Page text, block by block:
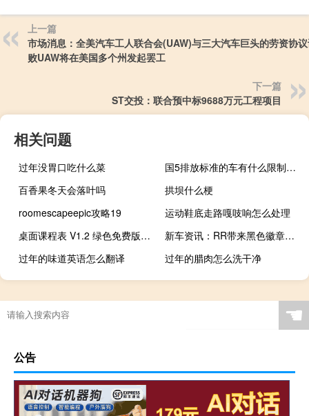
上一篇
市场消息：全美汽车工人联合会(UAW)与三大汽车巨头的劳资协
败UAW将在美国多个州发起罢工
下一篇
ST交投：联合预中标9688万元工程项目
相关问题
过年没胃口吃什么菜
国5排放标准的车有什么限制吗（国5排放标准的车有哪些?）
百香果冬天会落叶吗
拱坝什么梗
roomescapeepic攻略19
运动鞋底走路嘎吱响怎么处理
桌面课程表 V1.2 绿色免费版（桌面课程表 V1.2 绿色免费版功能简介）
新车资讯：RR带来黑色徽章版模型到古德伍德
过年的味道英语怎么翻译
过年的腊肉怎么洗干净
☚
公告